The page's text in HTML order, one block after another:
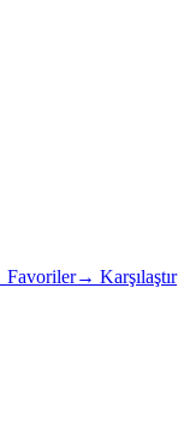
Favoriler→ Karşılaştır